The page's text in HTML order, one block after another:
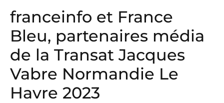
franceinfo et France
Bleu, partenaires média
de la Transat Jacques
Vabre Normandie Le
Havre 2023